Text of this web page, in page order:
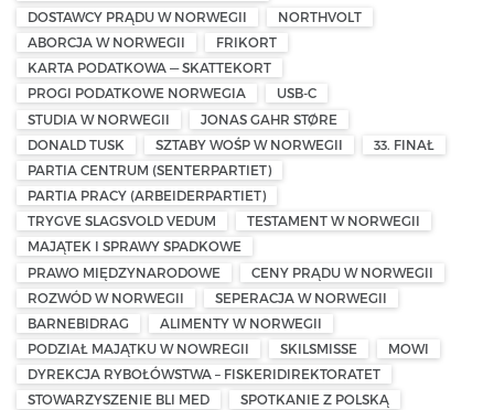
DOSTAWCY PRĄDU W NORWEGII
NORTHVOLT
ABORCJA W NORWEGII
FRIKORT
KARTA PODATKOWA — SKATTEKORT
PROGI PODATKOWE NORWEGIA
USB-C
STUDIA W NORWEGII
JONAS GAHR STØRE
DONALD TUSK
SZTABY WOŚP W NORWEGII
33. FINAŁ
PARTIA CENTRUM (SENTERPARTIET)
PARTIA PRACY (ARBEIDERPARTIET)
TRYGVE SLAGSVOLD VEDUM
TESTAMENT W NORWEGII
MAJĄTEK I SPRAWY SPADKOWE
PRAWO MIĘDZYNARODOWE
CENY PRĄDU W NORWEGII
ROZWÓD W NORWEGII
SEPERACJA W NORWEGII
BARNEBIDRAG
ALIMENTY W NORWEGII
PODZIAŁ MAJĄTKU W NOWREGII
SKILSMISSE
MOWI
DYREKCJA RYBOŁÓWSTWA – FISKERIDIREKTORATET
STOWARZYSZENIE BLI MED
SPOTKANIE Z POLSKĄ